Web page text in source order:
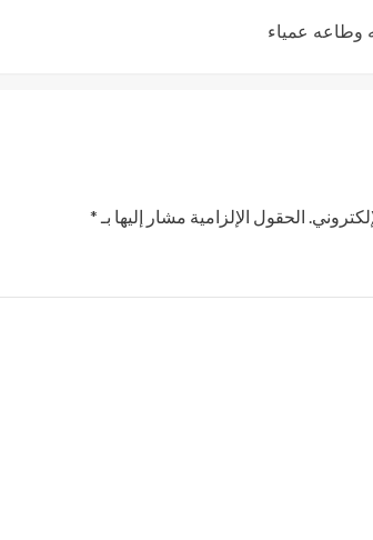
وطاعه عمياء
الحقول الإلزامية مشار إليها بـ *